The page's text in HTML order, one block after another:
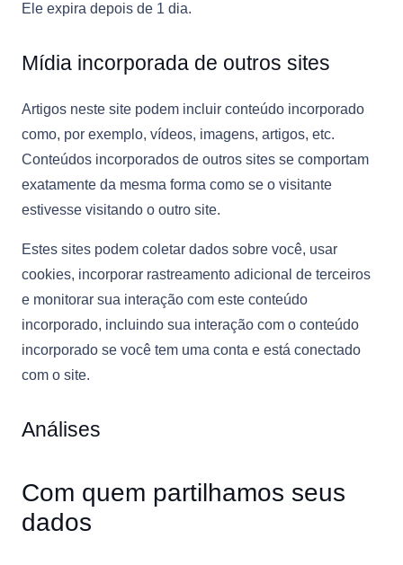
Ele expira depois de 1 dia.
Mídia incorporada de outros sites
Artigos neste site podem incluir conteúdo incorporado
como, por exemplo, vídeos, imagens, artigos, etc.
Conteúdos incorporados de outros sites se comportam
exatamente da mesma forma como se o visitante
estivesse visitando o outro site.
Estes sites podem coletar dados sobre você, usar
cookies, incorporar rastreamento adicional de terceiros
e monitorar sua interação com este conteúdo
incorporado, incluindo sua interação com o conteúdo
incorporado se você tem uma conta e está conectado
com o site.
Análises
Com quem partilhamos seus
dados